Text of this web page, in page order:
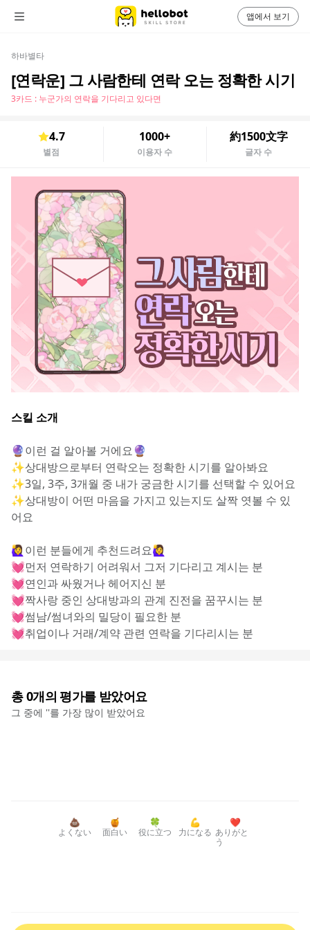
하바별타
[연락운] 그 사람한테 연락 오는 정확한 시기
3카드 : 누군가의 연락을 기다리고 있다면
4.7
별점
1000+
이용자 수
約1500文字
글자 수
스킬 소개
🔮이런 걸 알아볼 거에요🔮
✨상대방으로부터 연락오는 정확한 시기를 알아봐요
✨3일, 3주, 3개월 중 내가 궁금한 시기를 선택할 수 있어요
✨상대방이 어떤 마음을 가지고 있는지도 살짝 엿볼 수 있
어요
🙋‍♀️이런 분들에게 추천드려요🙋‍♀️
💓먼저 연락하기 어려워서 그저 기다리고 계시는 분
💓연인과 싸웠거나 헤어지신 분
💓짝사랑 중인 상대방과의 관계 진전을 꿈꾸시는 분
💓썸남/썸녀와의 밀당이 필요한 분
💓취업이나 거래/계약 관련 연락을 기다리시는 분
총0개의 평가를 받았어요
그 중에 ''를 가장 많이 받았어요
💩
よくない
🍯
面白い
🍀
役に立つ
💪
力になる
❤️
ありがと
う
앱에서 보기